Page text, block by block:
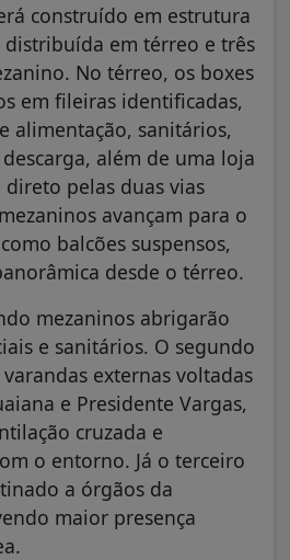
construído em estrutura
em térreo e três
No térreo, os boxes
em fileiras identificadas,
alimentação, sanitários,
além de uma loja
direto pelas duas vias
avançam para o
balcões suspensos,
desde o térreo.
mezaninos abrigarão
e sanitários. O segundo
externas voltadas
e Presidente Vargas,
cruzada e
o entorno. Já o terceiro
a órgãos da
maior presença